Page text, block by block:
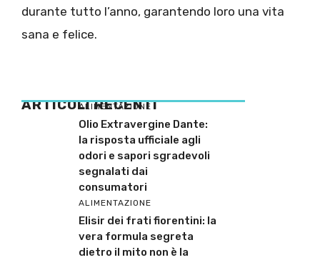
durante tutto l’anno, garantendo loro una vita
sana e felice.
ARTICOLI RECENTI
ALIMENTAZIONE
Olio Extravergine Dante:
la risposta ufficiale agli
odori e sapori sgradevoli
segnalati dai
consumatori
ALIMENTAZIONE
Elisir dei frati fiorentini: la
vera formula segreta
dietro il mito non è la